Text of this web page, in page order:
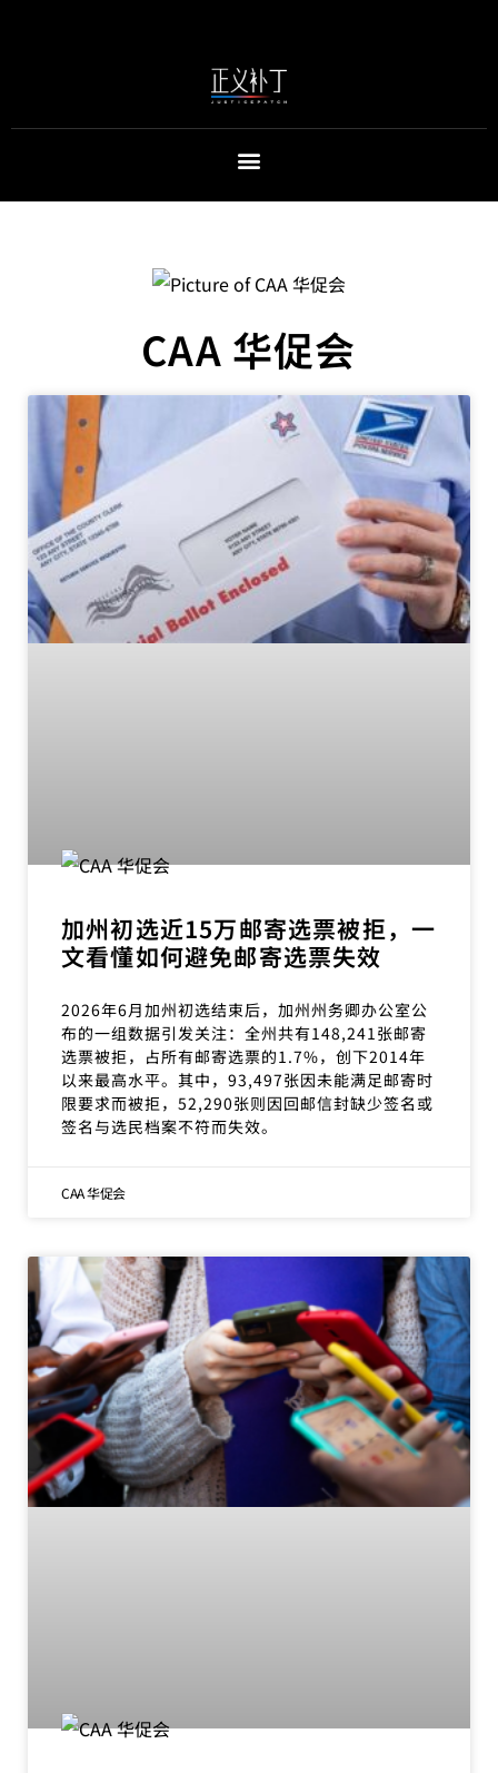
CAA 华促会
加州初选近15万邮寄选票被拒，一
文看懂如何避免邮寄选票失效
2026年6月加州初选结束后，加州州务卿办公室公
布的一组数据引发关注：全州共有148,241张邮寄
选票被拒，占所有邮寄选票的1.7%，创下2014年
以来最高水平。其中，93,497张因未能满足邮寄时
限要求而被拒，52,290张则因回邮信封缺少签名或
签名与选民档案不符而失效。
CAA 华促会